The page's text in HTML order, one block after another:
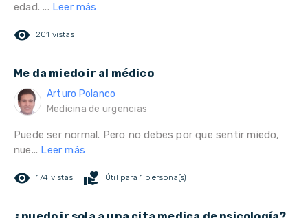
edad. ... Leer más
remove_red_eye 201 vistas
Me da miedo ir al médico
Arturo Polanco
Medicina de urgencias
Puede ser normal. Pero no debes por que sentir miedo,
nue... Leer más
remove_red_eye 174 vistas volunteer_activism Útil para 1 persona(s)